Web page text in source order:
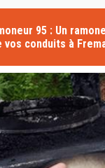
95 : Un
conduits à